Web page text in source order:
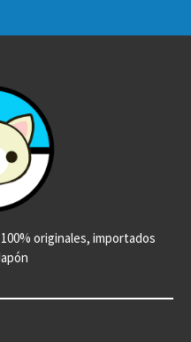
originales, importados